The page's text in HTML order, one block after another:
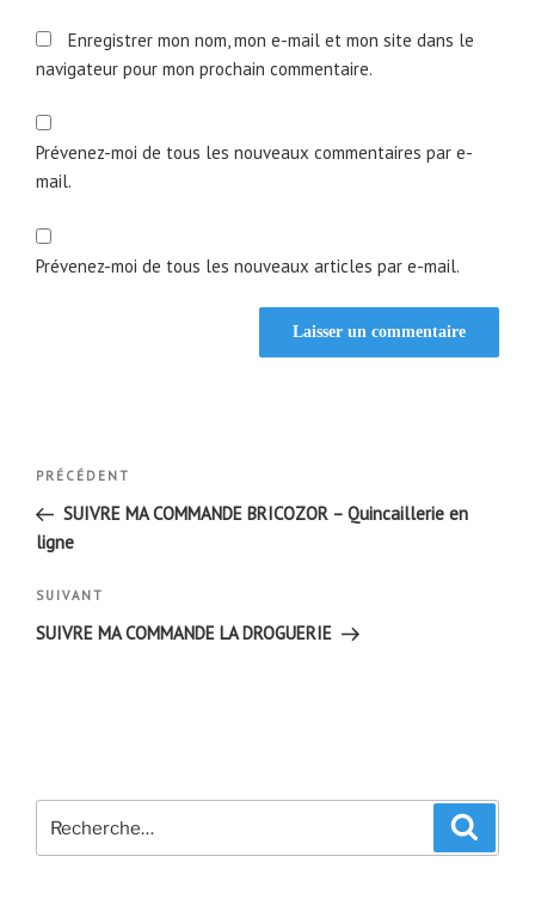
Enregistrer mon nom, mon e-mail et mon site dans le
navigateur pour mon prochain commentaire.
Prévenez-moi de tous les nouveaux commentaires par e-
mail.
Prévenez-moi de tous les nouveaux articles par e-mail.
Navigation
l’article
Article
précédent
PRÉCÉDENT
SUIVRE MA COMMANDE BRICOZOR – Quincaillerie en
ligne
Article
suivant
SUIVANT
SUIVRE MA COMMANDE LA DROGUERIE
pour